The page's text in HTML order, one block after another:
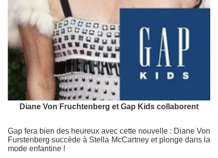
Diane Von Fruchtenberg et Gap Kids collaborent
Gap fera bien des heureux avec cette nouvelle : Diane Von
Furstenberg succède à Stella McCartney et plonge dans la
mode enfantine !